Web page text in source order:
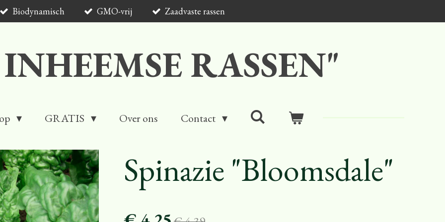
Biodynamisch GMO-vrij Zaadvaste rassen
RASSEN"
GRATIS Over ons Contact
Spinazie "Bloomsdale"